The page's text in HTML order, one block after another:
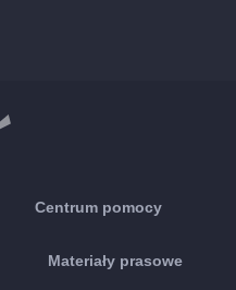
Centrum pomocy
Materiały prasowe